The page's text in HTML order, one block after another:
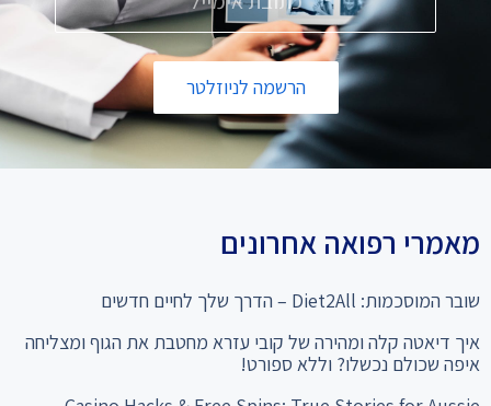
הרשמה לניוזלטר
שובר המוסכמות: Diet2All – הדרך שלך לחיים חדשים
איך דיאטה קלה ומהירה של קובי עזרא מחטבת את הגוף ומצליחה
Casino Hacks & Free Spins: True Stories for Aussie